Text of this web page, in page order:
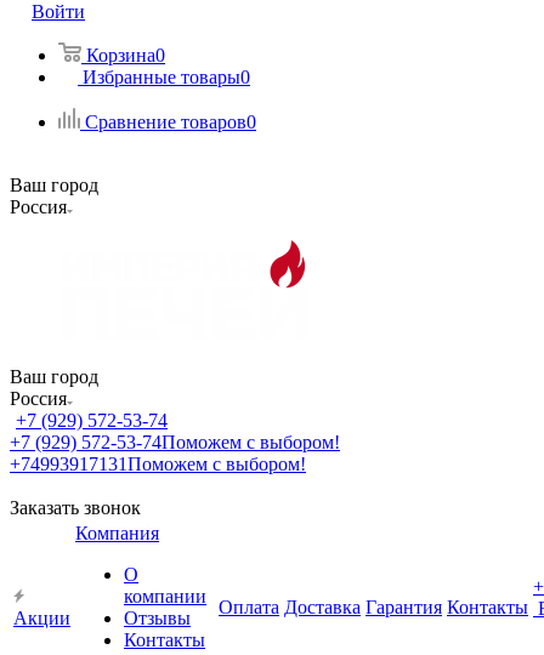
Войти
Корзина0
Избранные товары0
Сравнение товаров0
Ваш город
Россия
Ваш город
Россия
+7 (929) 572-53-74
+7 (929) 572-53-74Поможем с выбором!
+74993917131Поможем с выбором!
Заказать звонок
Акции
Компания
О
компании
Отзывы
Контакты
Оплата Доставка Гарантия Контакты
+